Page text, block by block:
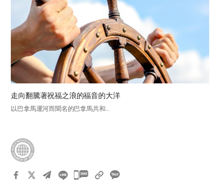
走向翻騰著祝福之浪的福音的大洋
以巴拿馬運河而聞名的巴拿馬共和...
카